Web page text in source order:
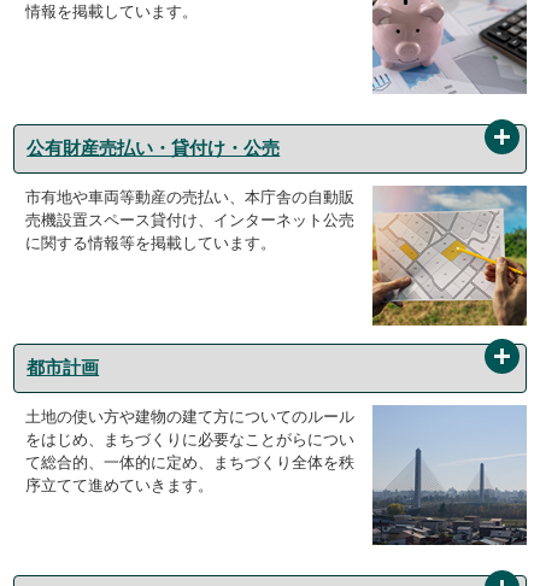
情報を掲載しています。
公有財産売払い・貸付け・公売
市有地や車両等動産の売払い、本庁舎の自動販
売機設置スペース貸付け、インターネット公売
に関する情報等を掲載しています。
都市計画
土地の使い方や建物の建て方についてのルール
をはじめ、まちづくりに必要なことがらについ
て総合的、一体的に定め、まちづくり全体を秩
序立てて進めていきます。